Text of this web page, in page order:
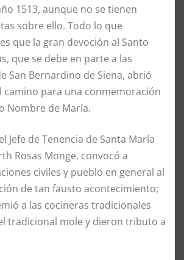
1513, aunque no se tienen
sobre ello. Todo lo que
que la gran devoción al Santo
que se debe en parte a las
San Bernardino de Siena, abrió
camino para una conmemoración
Nombre de María.
Jefe de Tenencia de Santa María
Rosas Monge, convocó a
civiles y pueblo en general al
de tan fausto acontecimiento;
a las cocineras tradicionales
tradicional mole y dieron tributo a